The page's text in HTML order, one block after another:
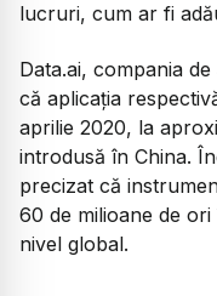
lucruri, cum ar fi
Data.ai, compania
că aplicația
aprilie 2020, la
introdusă în China.
precizat că
60 de milioane de
nivel global.